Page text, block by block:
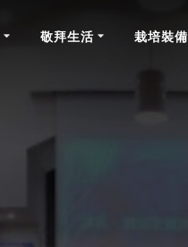
敬拜生活 栽培裝備